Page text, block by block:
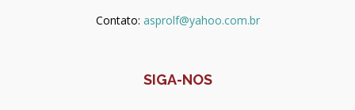
Contato: asprolf@yahoo.com.br
SIGA-NOS